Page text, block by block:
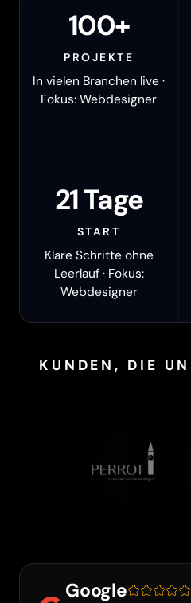
100+
PROJEKTE
In vielen Branchen live ·
Fokus: Webdesigner
21 Tage
START
Klare Schritte ohne
Leerlauf · Fokus:
Webdesigner
KUNDEN, DIE
Google